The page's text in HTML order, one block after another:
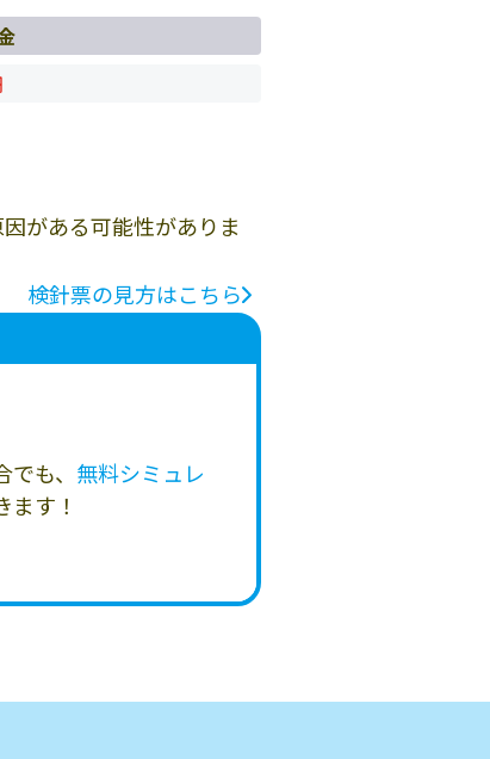
がある可能性がありま
検針票の見方はこちら
も、 無料シミュレ
す！